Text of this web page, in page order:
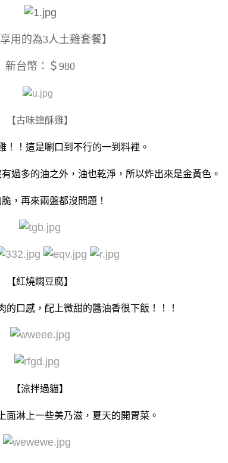
享用的為3人土雞套餐】
新台幣：＄980
【古味鹽酥雞】
！！這是唰口到不行的一到料裡。
過多的油之外，油也乾淨，所以炸出來是金黃色。
，再來兩盤都沒問題！
【紅燒燜豆腐】
的口感，配上微甜的醬油香很下飯！！！
【涼拌過貓】
面淋上一些美乃滋，夏天的開胃菜。